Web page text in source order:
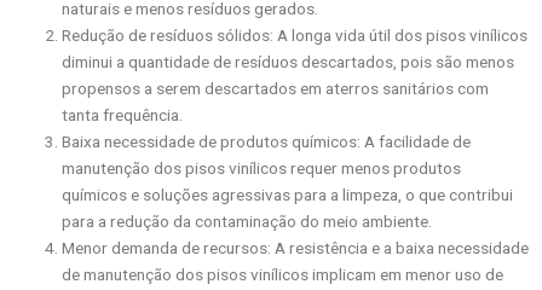
naturais e menos resíduos gerados.
Redução de resíduos sólidos: A longa vida útil dos pisos vinílicos
diminui a quantidade de resíduos descartados, pois são menos
propensos a serem descartados em aterros sanitários com
tanta frequência.
Baixa necessidade de produtos químicos: A facilidade de
manutenção dos pisos vinílicos requer menos produtos
químicos e soluções agressivas para a limpeza, o que contribui
para a redução da contaminação do meio ambiente.
Menor demanda de recursos: A resistência e a baixa necessidade
de manutenção dos pisos vinílicos implicam em menor uso de